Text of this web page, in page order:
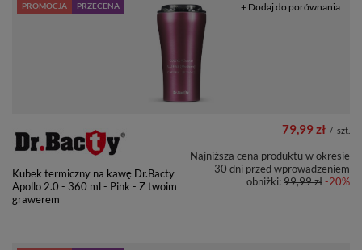
PROMOCJA PRZECENA
Kubek termiczny na kawę Dr.Bacty
Apollo 2.0 - 360 ml - Pink - Z twoim
grawerem
79,99 zł / szt.
Najniższa cena produktu w okresie
30 dni przed wprowadzeniem
obniżki:99,99 zł-20%
+ Dodaj do porównania